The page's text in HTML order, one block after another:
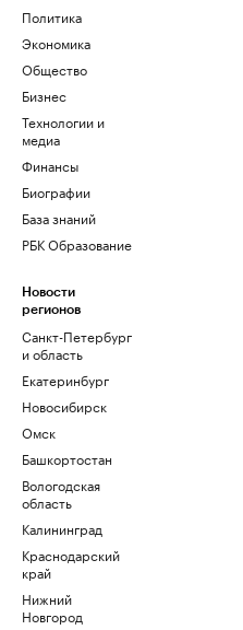
Политика
Экономика
Общество
Бизнес
Технологии и
медиа
Финансы
Биографии
База знаний
РБК Образование
Новости
регионов
Санкт-Петербург
и область
Екатеринбург
Новосибирск
Омск
Башкортостан
Вологодская
область
Калининград
Краснодарский
край
Нижний
Новгород